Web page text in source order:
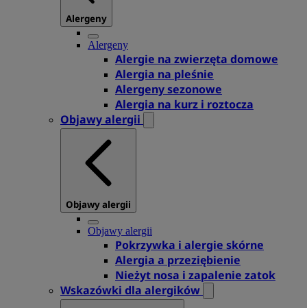
Alergeny
Alergeny
Alergie na zwierzęta domowe
Alergia na pleśnie
Alergeny sezonowe
Alergia na kurz i roztocza
Objawy alergii
Objawy alergii
Objawy alergii
Pokrzywka i alergie skórne
Alergia a przeziębienie
Nieżyt nosa i zapalenie zatok
Wskazówki dla alergików